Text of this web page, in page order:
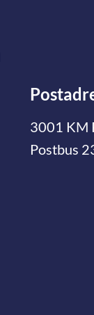
3001 KM
Postbus